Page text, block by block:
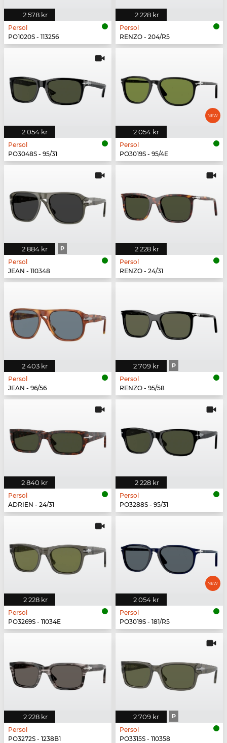
2 578 kr
Persol
PO1020S - 113256
2 228 kr
Persol
RENZO - 204/R5
2 054 kr
Persol
PO3048S - 95/31
2 054 kr
Persol
PO3019S - 95/4E
2 884 kr P
Persol
JEAN - 110348
2 228 kr
Persol
RENZO - 24/31
2 403 kr
Persol
JEAN - 96/56
2 709 kr P
Persol
RENZO - 95/58
2 840 kr
Persol
ADRIEN - 24/31
2 228 kr
Persol
PO3288S - 95/31
2 228 kr
Persol
PO3269S - 11034E
2 054 kr
Persol
PO3019S - 181/R5
2 228 kr
Persol
PO3272S - 1238B1
2 709 kr P
Persol
PO3315S - 110358